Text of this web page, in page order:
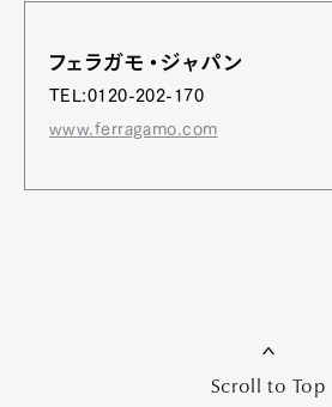
フェラガモ・ジャパン
TEL:0120-202-170
www.ferragamo.com
Scroll to Top